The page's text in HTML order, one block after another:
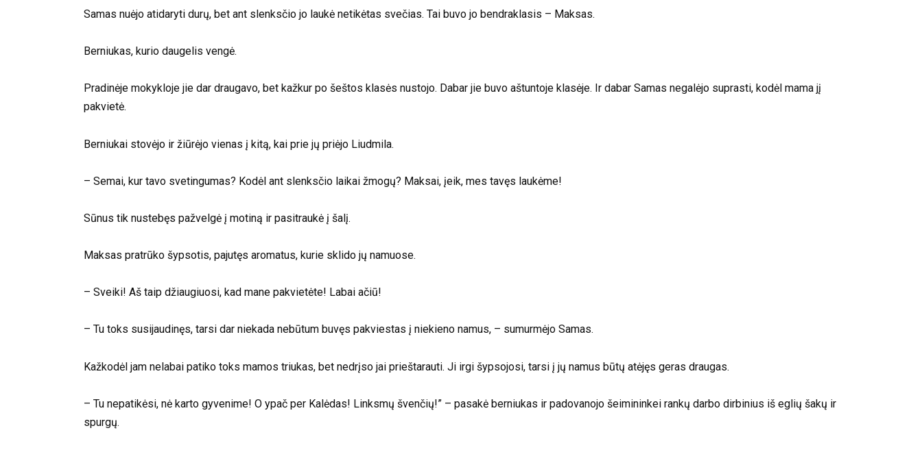
Samas nuėjo atidaryti durų, bet ant slenksčio jo laukė netikėtas svečias. Tai buvo jo bendraklasis – Maksas.
Berniukas, kurio daugelis vengė.
Pradinėje mokykloje jie dar draugavo, bet kažkur po šeštos klasės nustojo. Dabar jie buvo aštuntoje klasėje. Ir dabar Samas negalėjo suprasti, kodėl mama jį
pakvietė.
Berniukai stovėjo ir žiūrėjo vienas į kitą, kai prie jų priėjo Liudmila.
– Semai, kur tavo svetingumas? Kodėl ant slenksčio laikai žmogų? Maksai, įeik, mes tavęs laukėme!
Sūnus tik nustebęs pažvelgė į motiną ir pasitraukė į šalį.
Maksas pratrūko šypsotis, pajutęs aromatus, kurie sklido jų namuose.
– Sveiki! Aš taip džiaugiuosi, kad mane pakvietėte! Labai ačiū!
– Tu toks susijaudinęs, tarsi dar niekada nebūtum buvęs pakviestas į niekieno namus, – sumurmėjo Samas.
Kažkodėl jam nelabai patiko toks mamos triukas, bet nedrįso jai prieštarauti. Ji irgi šypsojosi, tarsi į jų namus būtų atėjęs geras draugas.
– Tu nepatikėsi, nė karto gyvenime! O ypač per Kalėdas! Linksmų švenčių!” – pasakė berniukas ir padovanojo šeimininkei rankų darbo dirbinius iš eglių šakų ir
spurgų.